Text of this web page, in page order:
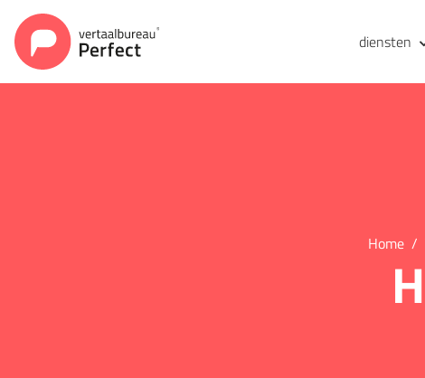
diensten
Home